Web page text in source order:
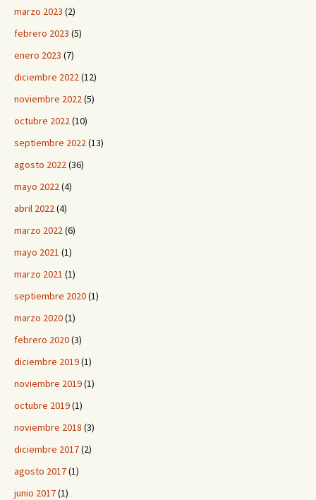
marzo 2023 (2)
febrero 2023 (5)
enero 2023 (7)
diciembre 2022(12)
noviembre 2022(5)
octubre 2022(10)
septiembre 2022(13)
agosto 2022(36)
mayo 2022(4)
abril 2022(4)
marzo 2022(6)
mayo 2021 (1)
marzo 2021 (1)
septiembre 2020(1)
marzo 2020(1)
febrero 2020(3)
diciembre 2019(1)
noviembre 2019(1)
octubre 2019(1)
noviembre 2018 (3)
diciembre 2017(2)
agosto 2017(1)
junio 2017(1)